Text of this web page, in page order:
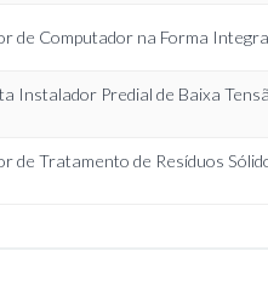
de Computador na Forma
Instalador Predial de Baixa
de Tratamento de Resíduos